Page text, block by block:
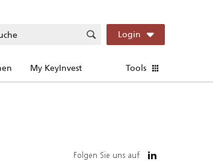
Login
My KeyInvest Tools
Folgen Sie uns auf